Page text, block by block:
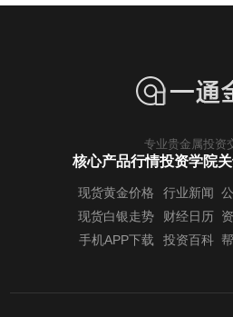
专业贵金属投资
核心产品行情
现货黄金价格
现货白银走势
手机APP下载
投资学院
行业新闻
财经日历
投资百科